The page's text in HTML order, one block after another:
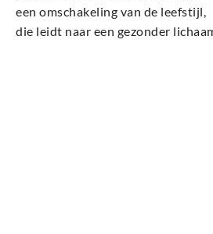
een omschakeling van de leefstijl,
die leidt naar een gezonder